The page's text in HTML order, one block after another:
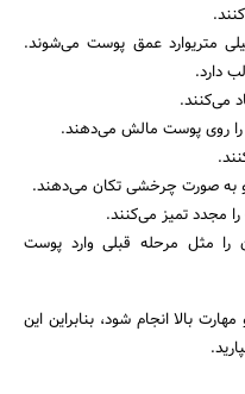
سوزن سایز .۵ تا ۱.۵ میلی متریوارد عمق پوست می‌شوند.
دارد.
می‌کنند.
روی پوست مالش می‌دهند.
به صورت چرخشی تکان می‌دهند.
مثل مرحله قبلی وارد پوست
بالا انجام شود، بنابراین این